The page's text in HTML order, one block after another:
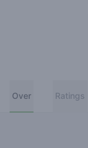
Over Ratings